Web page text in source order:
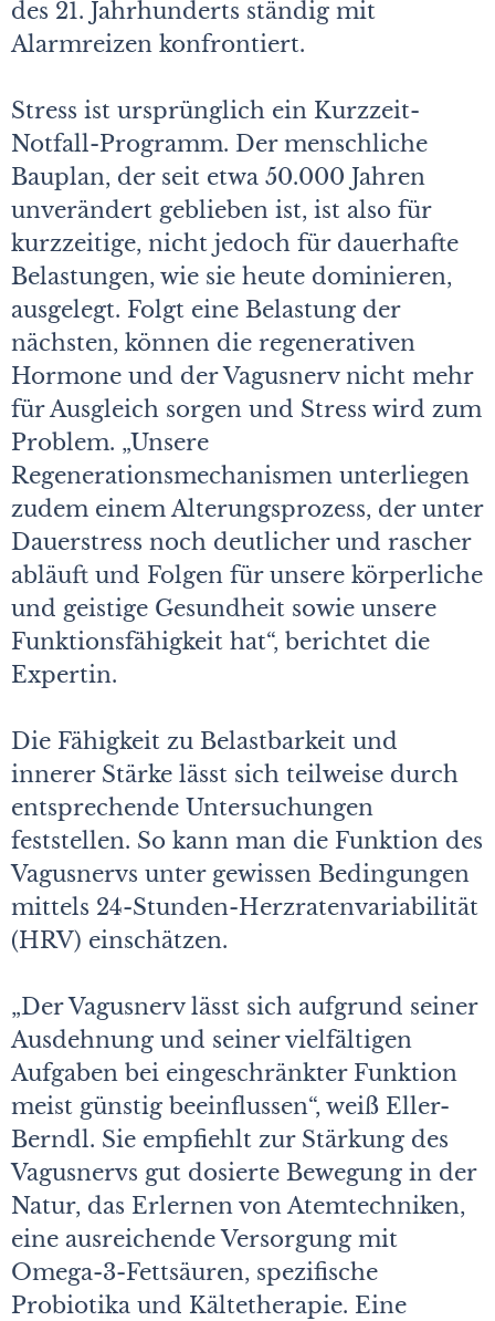
des 21. Jahrhunderts ständig mit
Alarmreizen konfrontiert.
Stress ist ursprünglich ein Kurzzeit-
Notfall-Programm. Der menschliche
Bauplan, der seit etwa 50.000 Jahren
unverändert geblieben ist, ist also für
kurzzeitige, nicht jedoch für dauerhafte
Belastungen, wie sie heute dominieren,
ausgelegt. Folgt eine Belastung der
nächsten, können die regenerativen
Hormone und der Vagusnerv nicht mehr
für Ausgleich sorgen und Stress wird zum
Problem. „Unsere
Regenerationsmechanismen unterliegen
zudem einem Alterungsprozess, der unter
Dauerstress noch deutlicher und rascher
abläuft und Folgen für unsere körperliche
und geistige Gesundheit sowie unsere
Funktionsfähigkeit hat“, berichtet die
Expertin.
Die Fähigkeit zu Belastbarkeit und
innerer Stärke lässt sich teilweise durch
entsprechende Untersuchungen
feststellen. So kann man die Funk­tion des
Vagusnervs unter gewissen Bedingungen
mittels 24-Stunden-Herzratenvariabilität
(HRV) einschätzen.
„Der Vagusnerv lässt sich aufgrund seiner
Ausdehnung und seiner vielfältigen
Aufgaben bei eingeschränkter Funktion
meist günstig beeinflussen“, weiß Eller-
Berndl. Sie empfiehlt zur Stärkung des
Vagusnervs gut dosierte Bewegung in der
Natur, das Erlernen von Atemtechniken,
eine ausreichende Versorgung mit
Omega-3-Fettsäuren, spezifische
Probiotika und Kältetherapie. Eine